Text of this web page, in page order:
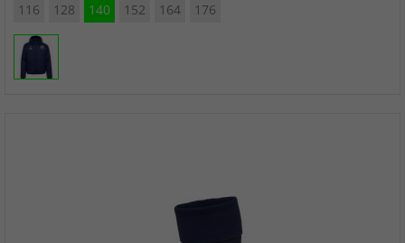
116 128 140 152 164 176